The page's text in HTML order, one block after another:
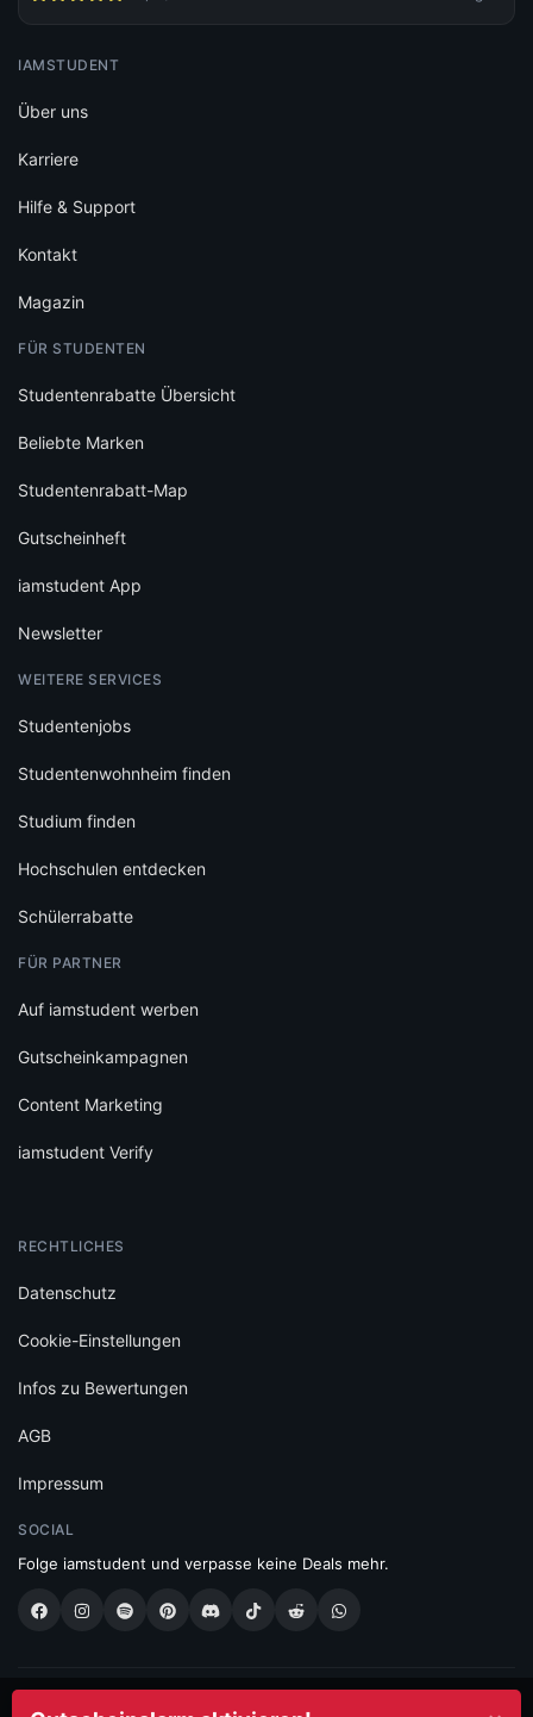
IAMSTUDENT
Über uns
Karriere
Hilfe & Support
Kontakt
Magazin
FÜR STUDENTEN
Studentenrabatte Übersicht
Beliebte Marken
Studentenrabatt-Map
Gutscheinheft
iamstudent App
Newsletter
WEITERE SERVICES
Studentenjobs
Studentenwohnheim finden
Studium finden
Hochschulen entdecken
Schülerrabatte
FÜR PARTNER
Auf iamstudent werben
Gutscheinkampagnen
Content Marketing
iamstudent Verify
RECHTLICHES
Datenschutz
Cookie-Einstellungen
Infos zu Bewertungen
AGB
Impressum
SOCIAL
Folge iamstudent und verpasse keine Deals mehr.